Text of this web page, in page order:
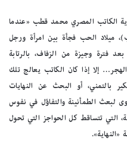
الكاتب المصري محمد قطب «عندما
ميلاد الحب فجأة بين امرأة ورجل
فترة وجيزة من الزفاف، بالرتابة
إلا إذا كان الكاتب يعالج تلك
بالتمني، أو البحث عن النهايات
لبعث الطمأنينة والتفاؤل في نفوس
التي تتساقط كل الحواجز التي تحول
«النهاية».